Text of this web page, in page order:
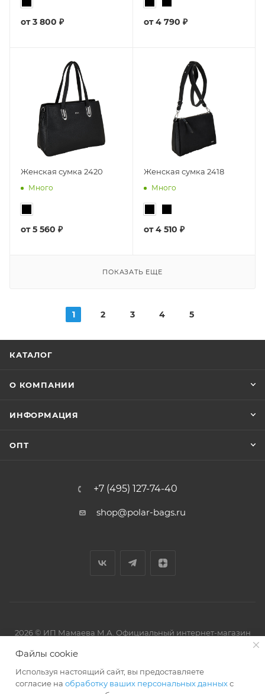
от3 800 ₽ от4 790 ₽
Женская сумка 2420
Много
от5 560 ₽
Женская сумка 2418
Много
от4 510 ₽
ПОКАЗАТЬ ЕЩЕ
1 2 3 4 5
КАТАЛОГ
О КОМПАНИИ
ИНФОРМАЦИЯ
ОПТ
+7 (495) 127-74-40
shop@polar-bags.ru
2026 © ИП Мамаева М.А. Официальный интернет-магазин
Файлы cookie
Используя настоящий сайт, вы предоставляете
согласие на обработку ваших персональных данныхс